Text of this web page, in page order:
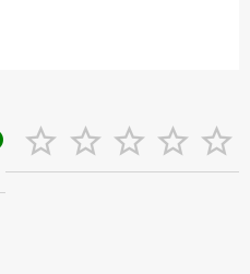
    